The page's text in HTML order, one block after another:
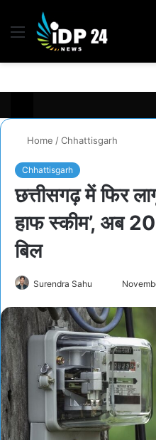
Menu
Home /Chhattisgarh
Chhattisgarh
छत्तीसगढ़ में फिर
हाफ स्कीम’, अब
बिल
Surendra Sahu
email